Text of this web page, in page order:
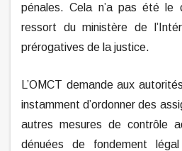
pénales. Cela n’a pas été le
ressort du ministère de
prérogatives de la justice.
L’OMCT demande aux
instamment d’ordonner des
autres mesures de contrôle
dénuées de fondement